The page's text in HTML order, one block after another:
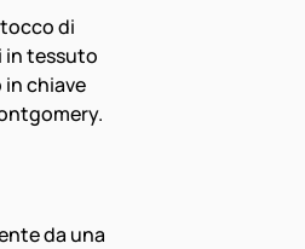
di
in tessuto
chiave
da una